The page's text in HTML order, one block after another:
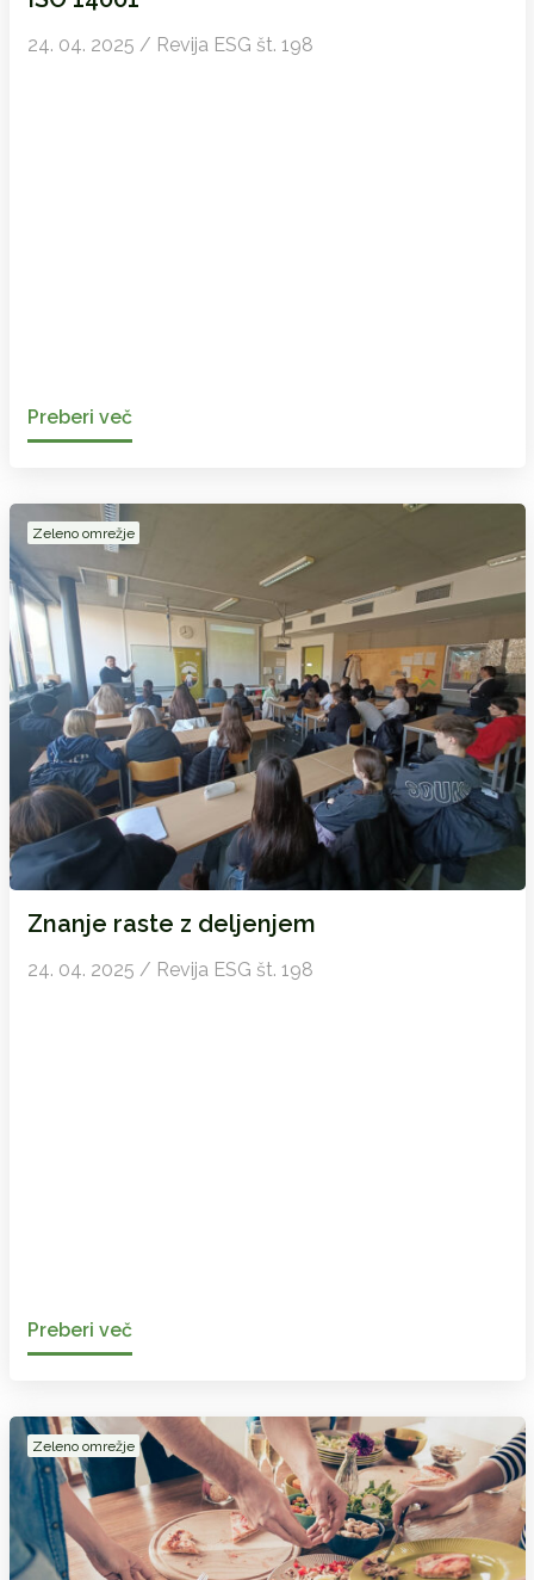
24. 04. 2025 / Revija ESG št. 198
Preberi več
Zeleno omrežje
Znanje raste z deljenjem
24. 04. 2025 / Revija ESG št. 198
Preberi več
Zeleno omrežje